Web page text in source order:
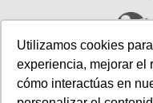
Utilizamos cookies
experiencia, mejorar el
cómo interactúas en
Sitio seguro: